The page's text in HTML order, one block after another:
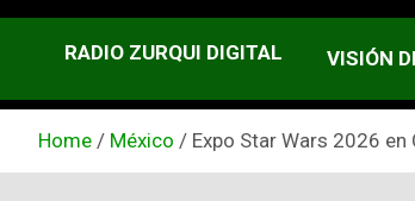
RADIO ZURQUI DIGITAL VISIÓN
Home México Expo Star Wars 2026